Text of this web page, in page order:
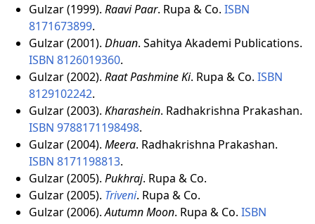
Gulzar (1999). Raavi Paar. Rupa & Co. ISBN
8171673899.
Gulzar (2001). Dhuan. Sahitya Akademi Publications.
ISBN 8126019360.
Gulzar (2002). Raat Pashmine Ki. Rupa & Co. ISBN
8129102242.
Gulzar (2003). Kharashein. Radhakrishna Prakashan.
ISBN 9788171198498.
Gulzar (2004). Meera. Radhakrishna Prakashan.
ISBN 8171198813.
Gulzar (2005). Pukhraj. Rupa & Co.
Gulzar (2005). Triveni. Rupa & Co.
Gulzar (2006).Autumn Moon. Rupa & Co. ISBN